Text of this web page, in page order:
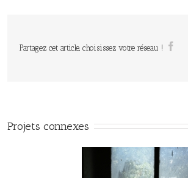
Partagez cet article, choisissez votre réseau !
Projets connexes